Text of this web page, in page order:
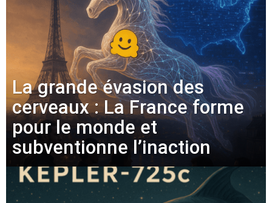
La grande évasion des
cerveaux : La France forme
pour le monde et
subventionne l’inaction